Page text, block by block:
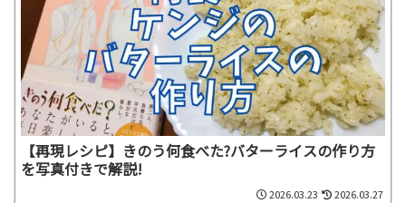
【再現レシピ】きのう何食べた?バターライスの作り方
を写真付きで解説!
2026.03.23 2026.03.27